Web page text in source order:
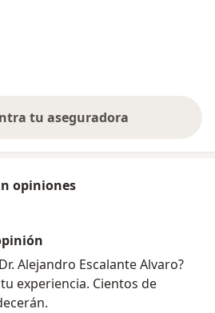
tu aseguradora
opiniones
Alejandro Escalante Alvaro?
experiencia. Cientos de